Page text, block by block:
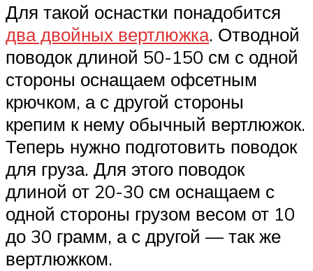
Для такой оснастки понадобится
два двойных вертлюжка. Отводной
поводок длиной 50-150 см с одной
стороны оснащаем офсетным
крючком, а с другой стороны
крепим к нему обычный вертлюжок.
Теперь нужно подготовить поводок
для груза. Для этого поводок
длиной от 20-30 см оснащаем с
одной стороны грузом весом от 10
до 30 грамм, а с другой — так же
вертлюжком.